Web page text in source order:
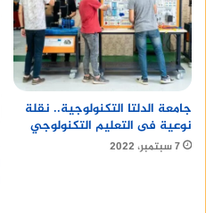
جامعة الدلتا التكنولوجية.. نقلة
نوعية فى التعليم التكنولوجي
7 سبتمبر، 2022